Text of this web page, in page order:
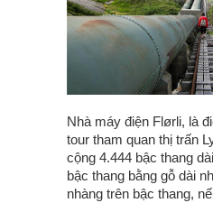
Nhà máy điện Flørli, là
tour tham quan thị trấn
cộng 4.444 bậc thang
bậc thang bằng gỗ dài
nhàng trên bậc thang,